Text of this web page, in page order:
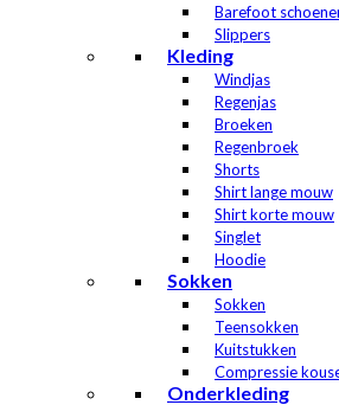
Barefoot
Slippers
Kleding
Windjas
Regenjas
Broeken
Regenbroek
Shorts
Shirt lange mouw
Shirt korte mouw
Singlet
Hoodie
Sokken
Sokken
Teensokken
Kuitstukken
Compressie
Onderkleding